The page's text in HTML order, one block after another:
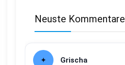
Neuste Kommentare
Grischa